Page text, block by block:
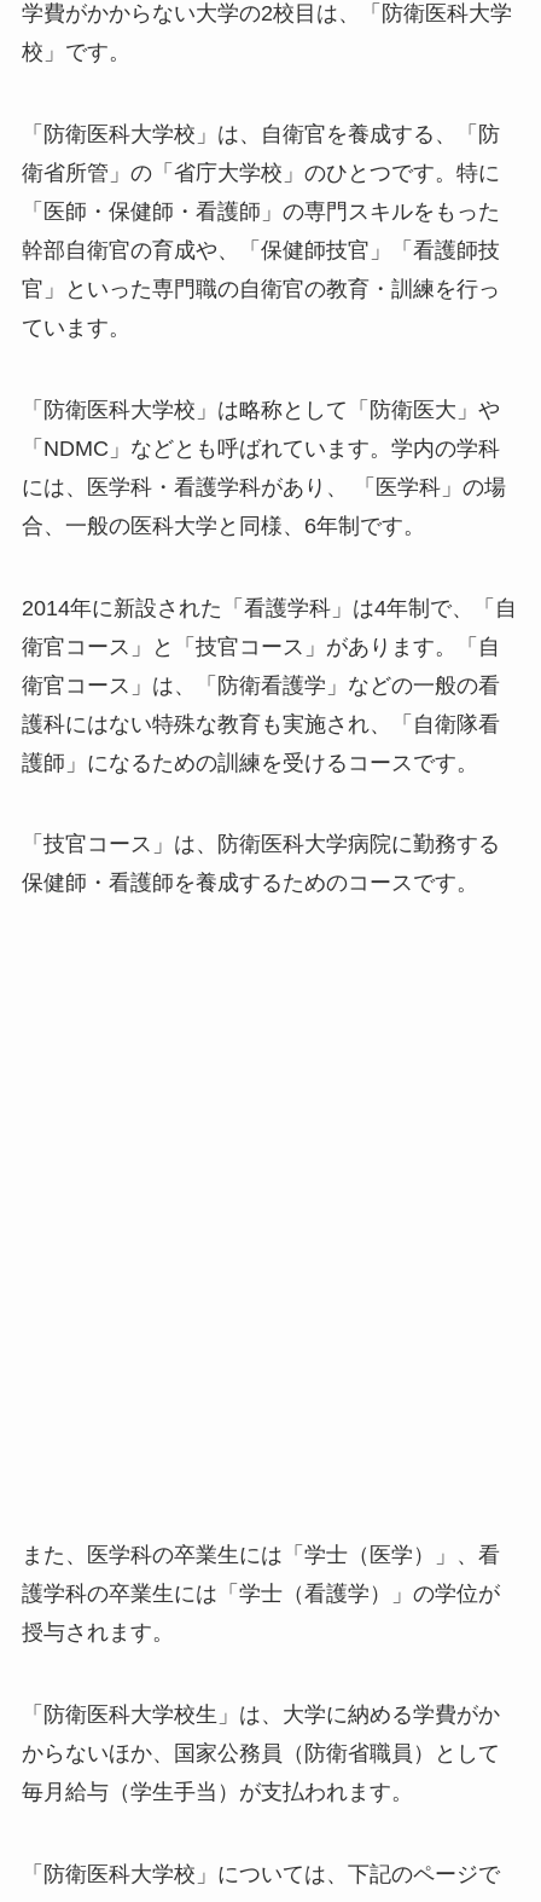
学費がかからない大学の2校目は、「防衛医科大学
校」です。
「防衛医科大学校」は、自衛官を養成する、「防
衛省所管」の「省庁大学校」のひとつです。特に
「医師・保健師・看護師」の専門スキルをもった
幹部自衛官の育成や、「保健師技官」「看護師技
官」といった専門職の自衛官の教育・訓練を行っ
ています。
「防衛医科大学校」は略称として「防衛医大」や
「NDMC」などとも呼ばれています。学内の学科
には、医学科・看護学科があり、 「医学科」の場
合、一般の医科大学と同様、6年制です。
2014年に新設された「看護学科」は4年制で、「自
衛官コース」と「技官コース」があります。「自
衛官コース」は、「防衛看護学」などの一般の看
護科にはない特殊な教育も実施され、「自衛隊看
護師」になるための訓練を受けるコースです。
「技官コース」は、防衛医科大学病院に勤務する
保健師・看護師を養成するためのコースです。
また、医学科の卒業生には「学士（医学）」、看
護学科の卒業生には「学士（看護学）」の学位が
授与されます。
「防衛医科大学校生」は、大学に納める学費がか
からないほか、国家公務員（防衛省職員）として
毎月給与（学生手当）が支払われます。
「防衛医科大学校」については、下記のページで